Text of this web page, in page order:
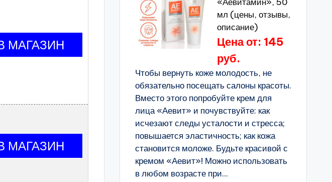
мл (цены, отзывы,
описание)
Цена от: 145
руб.
Чтобы вернуть коже молодость, не
обязательно посещать салоны красоты.
Вместо этого попробуйте крем для
лица «Аевит» и почувствуйте: как
исчезают следы усталости и стресса;
повышается эластичность; как кожа
становится моложе. Будьте красивой с
кремом «Аевит»! Можно использовать
в любом возрасте при...